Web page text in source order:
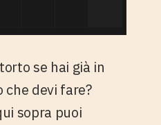
se hai già in
devi fare?
sopra puoi